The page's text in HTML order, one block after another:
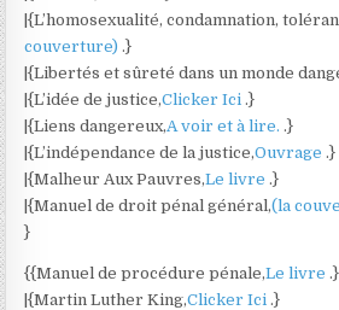
|{L’homosexualité, condamnation,
couverture).}
|{Libertés et sûreté dans un monde
|{L’idée de justice,Clicker Ici.}
|{Liens dangereux,A voir et à lire..}
|{L’indépendance de la justice,Ouvrage.}
|{Malheur Aux Pauvres,Le livre.}
|{Manuel de droit pénal général,(la
}
{{Manuel de procédure pénale,Le livre.}
|{Martin Luther King,Clicker Ici.}